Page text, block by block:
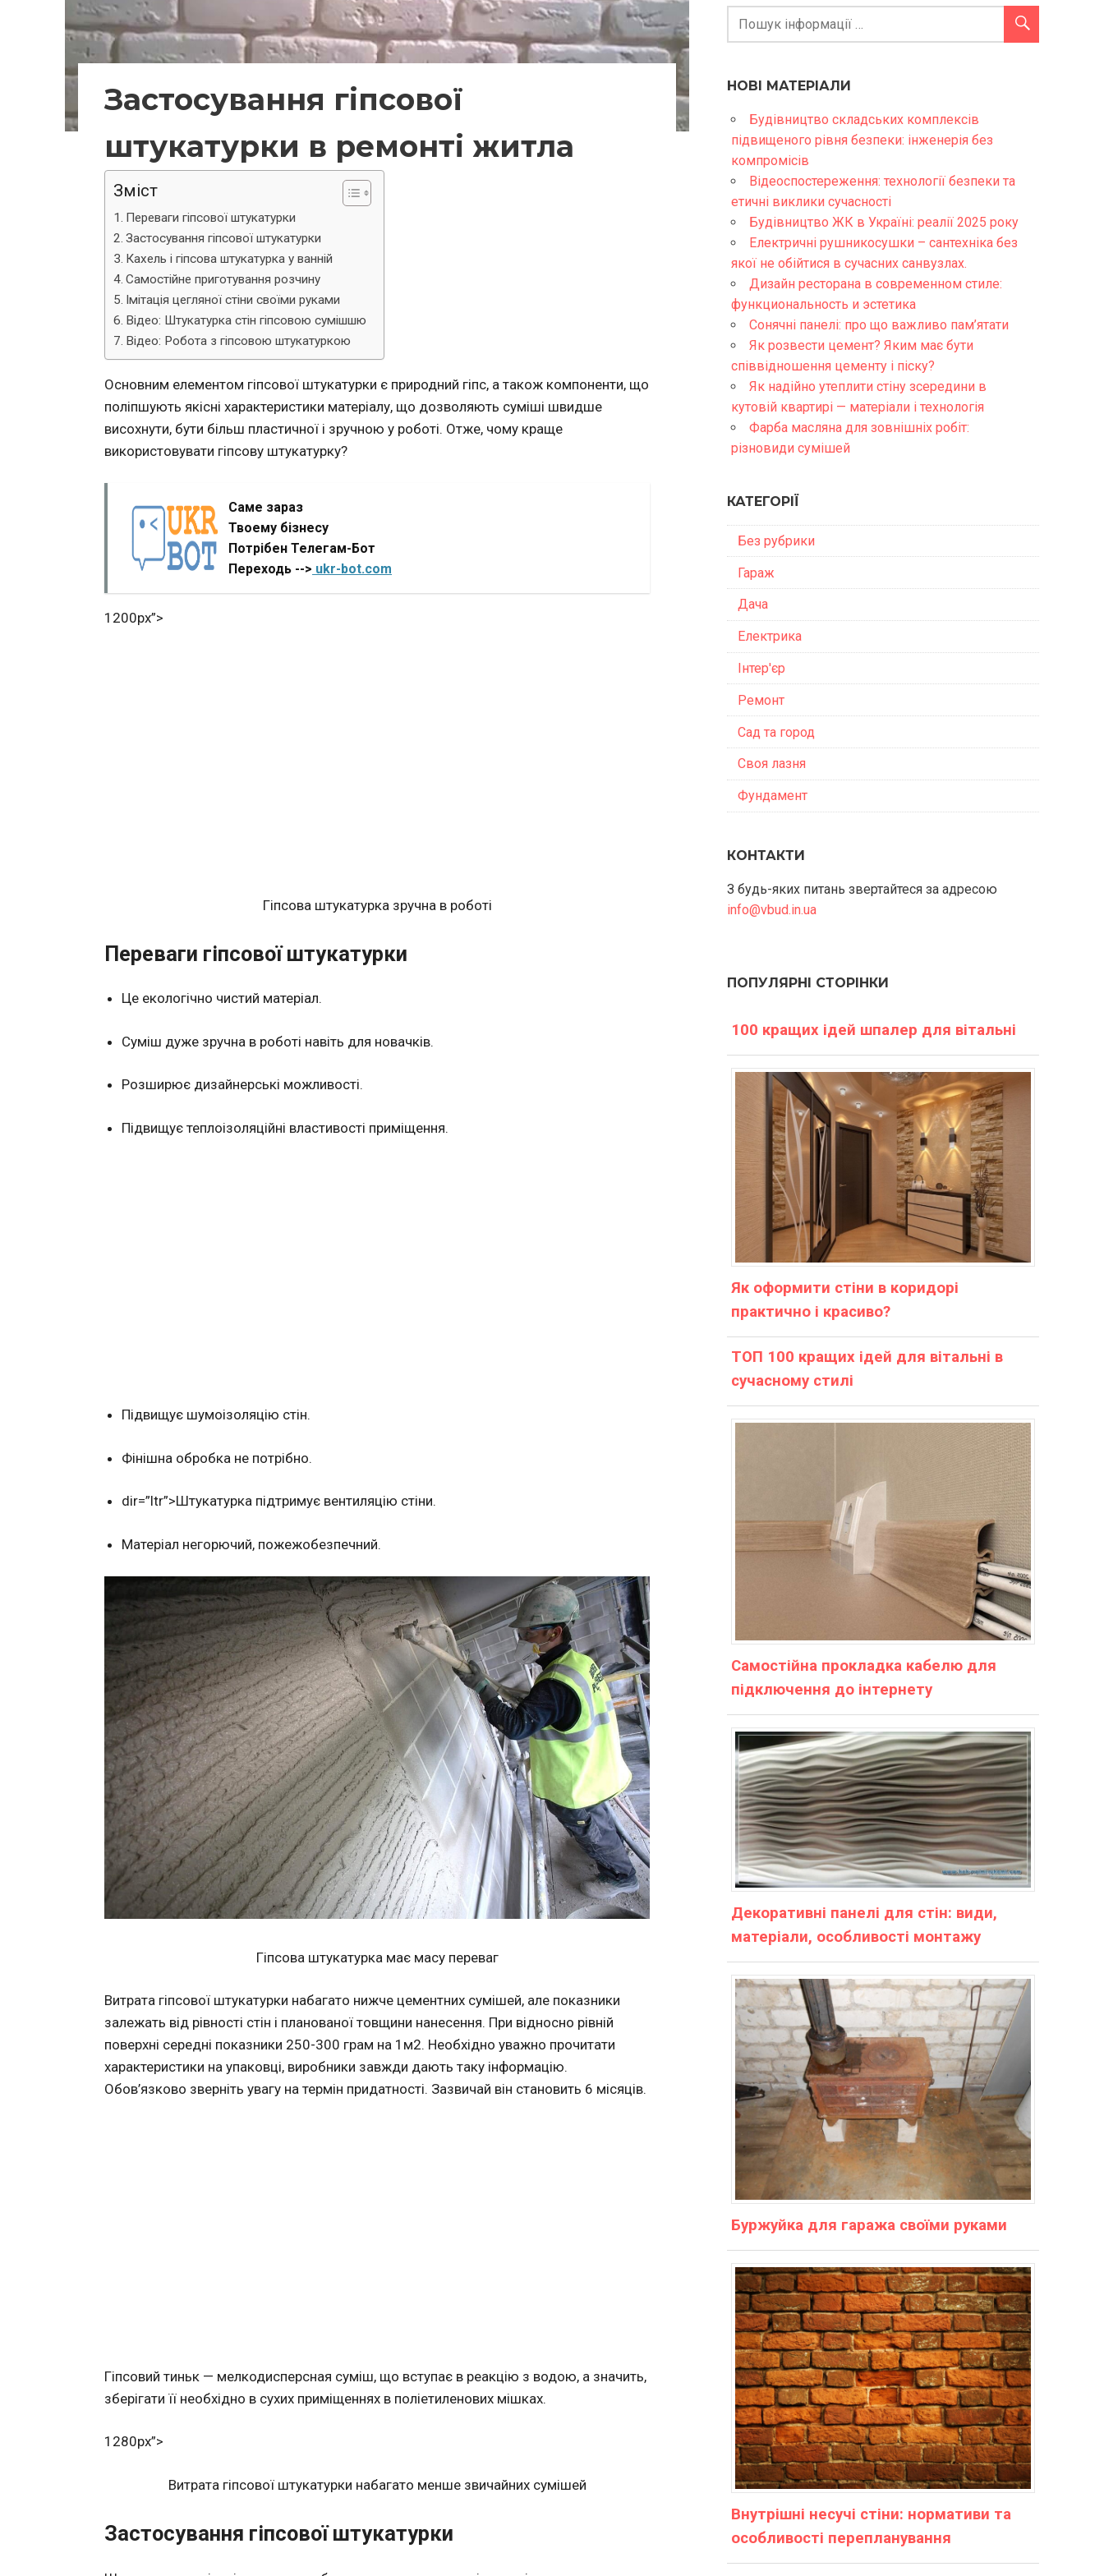
Застосування гіпсової
штукатурки в ремонті житла
Зміст
Переваги гіпсової штукатурки
Застосування гіпсової штукатурки
Кахель і гіпсова штукатурка у ванній
Самостійне приготування розчину
Імітація цегляної стіни своїми руками
Відео: Штукатурка стін гіпсовою сумішшю
Відео: Робота з гіпсовою штукатуркою
Основним елементом гіпсової штукатурки є природний гіпс, а також компоненти, що
поліпшують якісні характеристики матеріалу, що дозволяють суміші швидше
висохнути, бути більш пластичної і зручною у роботі. Отже, чому краще
використовувати гіпсову штукатурку?
Саме зараз
Твоему бізнесу
Потрібен Телегам-Бот
Переходь --> ukr-bot.com
1200px”>
Гіпсова штукатурка зручна в роботі
Переваги гіпсової штукатурки
Це екологічно чистий матеріал.
Суміш дуже зручна в роботі навіть для новачків.
Розширює дизайнерські можливості.
Підвищує теплоізоляційні властивості приміщення.
Підвищує шумоізоляцію стін.
Фінішна обробка не потрібно.
dir=”ltr”>Штукатурка підтримує вентиляцію стіни.
Матеріал негорючий, пожежобезпечний.
Гіпсова штукатурка має масу переваг
Витрата гіпсової штукатурки набагато нижче цементних сумішей, але показники
залежать від рівності стін і планованої товщини нанесення. При відносно рівній
поверхні середні показники 250-300 грам на 1м2. Необхідно уважно прочитати
характеристики на упаковці, виробники завжди дають таку інформацію.
Обов’язково зверніть увагу на термін придатності. Зазвичай він становить 6 місяців.
Гіпсовий тиньк — мелкодисперсная суміш, що вступає в реакцію з водою, а значить,
зберігати її необхідно в сухих приміщеннях в поліетиленових мішках.
1280px”>
Витрата гіпсової штукатурки набагато менше звичайних сумішей
Застосування гіпсової штукатурки
НОВІ МАТЕРІАЛИ
Будівництво складських комплексів
підвищеного рівня безпеки: інженерія без
компромісів
Відеоспостереження: технології безпеки та
етичні виклики сучасності
Будівництво ЖК в Україні: реалії 2025 року
Електричні рушникосушки – сантехніка без
якої не обійтися в сучасних санвузлах.
Дизайн ресторана в современном стиле:
функциональность и эстетика
Сонячні панелі: про що важливо пам’ятати
Як розвести цемент? Яким має бути
співвідношення цементу і піску?
Як надійно утеплити стіну зсередини в
кутовій квартирі — матеріали і технологія
Фарба масляна для зовнішніх робіт:
різновиди сумішей
КАТЕГОРІЇ
Без рубрики
Гараж
Дача
Електрика
Інтер'єр
Ремонт
Сад та город
Своя лазня
Фундамент
КОНТАКТИ
З будь-яких питань звертайтеся за адресою
info@vbud.in.ua
ПОПУЛЯРНІ СТОРІНКИ
100 кращих ідей шпалер для вітальні
Як оформити стіни в коридорі
практично і красиво?
ТОП 100 кращих ідей для вітальні в
сучасному стилі
Самостійна прокладка кабелю для
підключення до інтернету
Декоративні панелі для стін: види,
матеріали, особливості монтажу
Буржуйка для гаража своїми руками
Внутрішні несучі стіни: нормативи та
особливості перепланування